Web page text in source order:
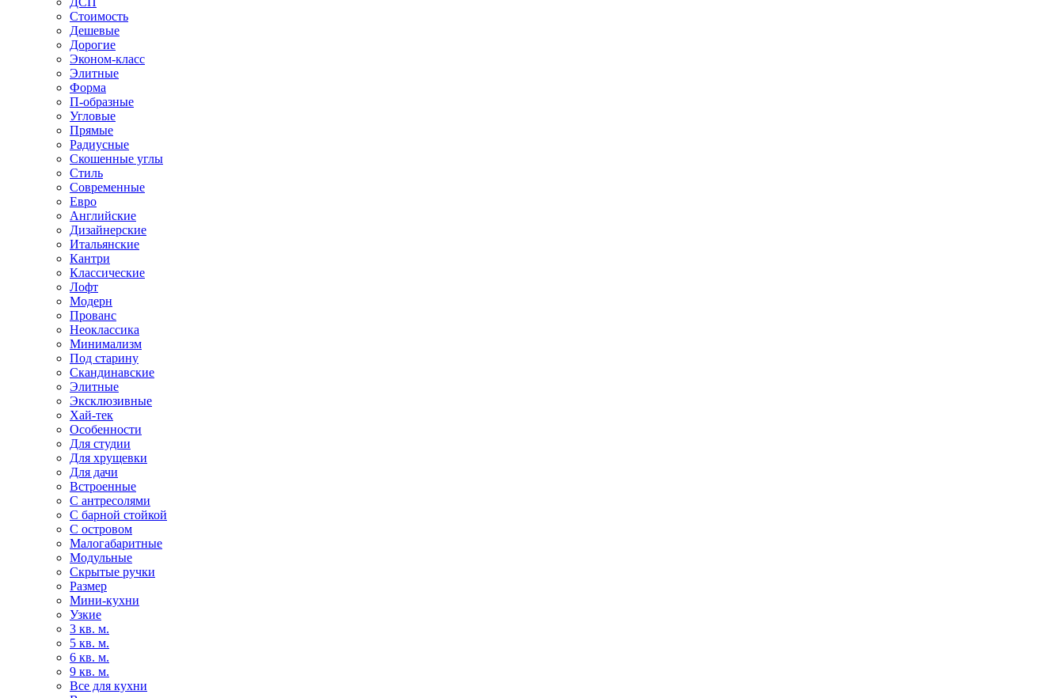
Стоимость
Дешевые
Дорогие
Эконом-класс
Элитные
Форма
П-образные
Угловые
Прямые
Радиусные
Скошенные углы
Стиль
Современные
Евро
Английские
Дизайнерские
Итальянские
Кантри
Классические
Лофт
Модерн
Прованс
Неоклассика
Минимализм
Под старину
Скандинавские
Элитные
Эксклюзивные
Хай-тек
Особенности
Для студии
Для хрущевки
Для дачи
Встроенные
С антресолями
С барной стойкой
С островом
Малогабаритные
Модульные
Скрытые ручки
Размер
Мини-кухни
Узкие
3 кв. м.
5 кв. м.
6 кв. м.
9 кв. м.
Все для кухни